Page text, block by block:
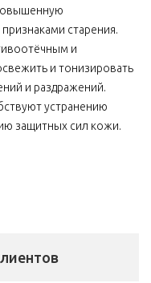
старения.
и
и тонизировать
и раздражений.
устранению
защитных сил кожи.